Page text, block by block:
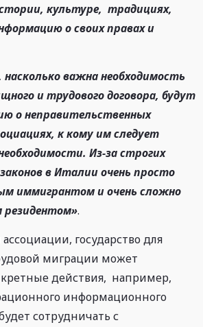
культуре, традициях,
о своих правах и
важна необходимость
и трудового договора, будут
о неправительственных
к кому им следует
Из-за строгих
в Италии очень просто
иммигрантом и очень сложно
.
государство для
миграции может
действия, например,
информационного
сотрудничать с